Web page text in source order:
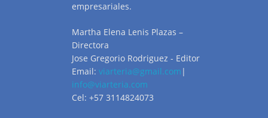
empresariales.
Martha Elena Lenis Plazas –
Directora
Jose Gregorio Rodriguez - Editor
Email: viarteria@gmail.com |
info@viarteria.com
Cel: +57 3114824073